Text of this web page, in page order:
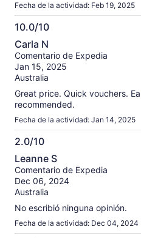
Fecha de la actividad: Feb 19, 2025
10.0/10
10.0
de
10
Carla N
Comentario de Expedia
Jan 15, 2025
Australia
Great price. Quick vouchers.
recommended.
Fecha de la actividad: Jan 14, 2025
2.0/10
2.0
de
10
Leanne S
Comentario de Expedia
Dec 06, 2024
Australia
No escribió ninguna opinión.
Fecha de la actividad: Dec 04, 2024